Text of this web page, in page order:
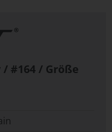
/ #164 / Größe